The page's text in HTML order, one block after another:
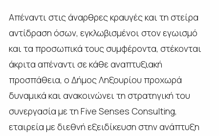
Απέναντι στις άναρθρες κραυγές και τη στείρα
αντίδραση όσων, εγκλωβισμένοι στον εγωισμό
και τα προσωπικά τους συμφέροντα, στέκονται
άκριτα απέναντι σε κάθε αναπτυξιακή
προσπάθεια, ο Δήμος Ληξουρίου προχωρά
δυναμικά και ανακοινώνει τη στρατηγική του
συνεργασία με τη Five Senses Consulting,
εταιρεία με διεθνή εξειδίκευση στην ανάπτυξη